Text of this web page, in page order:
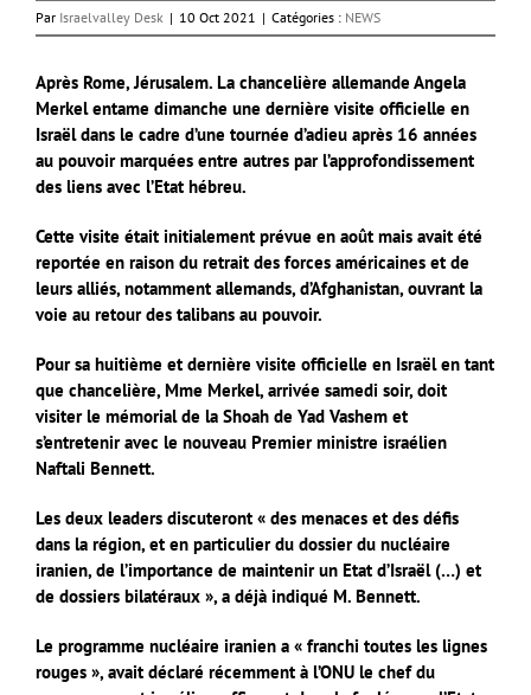
Par Israelvalley Desk | 10 Oct 2021 | Catégories : NEWS
Après Rome, Jérusalem. La chancelière allemande Angela
Merkel entame dimanche une dernière visite officielle en
Israël dans le cadre d’une tournée d’adieu après 16 années
au pouvoir marquées entre autres par l’approfondissement
des liens avec l’Etat hébreu.
Cette visite était initialement prévue en août mais avait été
reportée en raison du retrait des forces américaines et de
leurs alliés, notamment allemands, d’Afghanistan, ouvrant la
voie au retour des talibans au pouvoir.
Pour sa huitième et dernière visite officielle en Israël en tant
que chancelière, Mme Merkel, arrivée samedi soir, doit
visiter le mémorial de la Shoah de Yad Vashem et
s’entretenir avec le nouveau Premier ministre israélien
Naftali Bennett.
Les deux leaders discuteront « des menaces et des défis
dans la région, et en particulier du dossier du nucléaire
iranien, de l’importance de maintenir un Etat d’Israël (…) et
de dossiers bilatéraux », a déjà indiqué M. Bennett.
Le programme nucléaire iranien a « franchi toutes les lignes
rouges », avait déclaré récemment à l’ONU le chef du